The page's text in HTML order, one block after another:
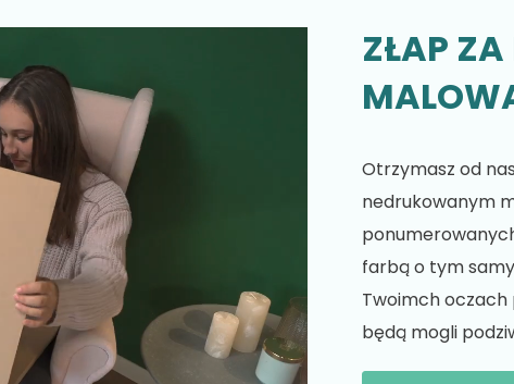
ZŁAP ZA
Otrzymasz od
nedrukowanym
farbą o tym
Twoimch oczach
będą mogli